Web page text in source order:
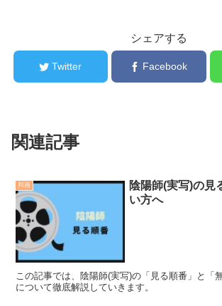
シェアする
Twitter Facebook
関連記事
邦画
陰陽師(実写)の見
い方へ
この記事では、陰陽師(実写)の「見る順番」と「
について徹底解説していきます。